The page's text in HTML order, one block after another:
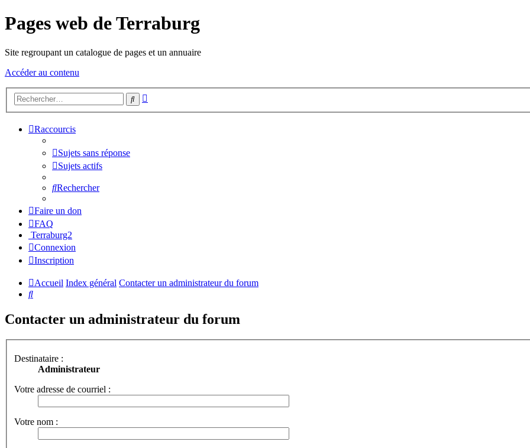
Pages web de Terraburg
Site regroupant un catalogue de pages et un annuaire
Accéder au contenu
Rechercher
Raccourcis
Sujets sans réponse
Sujets actifs
Rechercher
Faire un don
FAQ
Terraburg2
Connexion
Inscription
Accueil Index général Contacter un administrateur du forum
Rechercher
Contacter un administrateur du forum
Destinataire :
Administrateur
Votre adresse de courriel :
Votre nom :